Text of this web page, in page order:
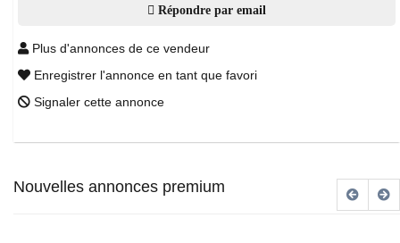
Répondre par email
Plus d'annonces de ce vendeur
Enregistrer l'annonce en tant que favori
Signaler cette annonce
Nouvelles annonces premium